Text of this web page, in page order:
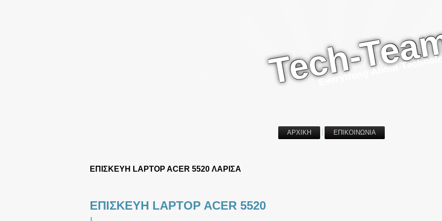
Tech-Everything About Technology
ΑΡΧΙΚΗ ΕΠΙΚΟΙΝΩΝΙΑ
ΕΠΙΣΚΕΥΗ LAPTOP ACER 5520 ΛΑΡΙΣΑ
ΕΠΙΣΚΕΥΗ LAPTOP ACER 5520